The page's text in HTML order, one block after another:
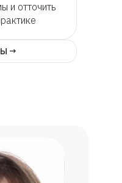
и отточить
→